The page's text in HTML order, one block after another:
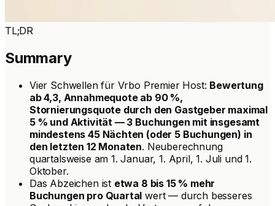
TL;DR
Summary
Vier Schwellen für Vrbo Premier Host: Bewertung
ab 4,3, Annahmequote ab 90 %,
Stornierungsquote durch den Gastgeber maximal
5 % und Aktivität — 3 Buchungen mit insgesamt
mindestens 45 Nächten (oder 5 Buchungen) in
den letzten 12 Monaten. Neuberechnung
quartalsweise am 1. Januar, 1. April, 1. Juli und 1.
Oktober.
Das Abzeichen ist etwa 8 bis 15 % mehr
Buchungen pro Quartal wert — durch besseres